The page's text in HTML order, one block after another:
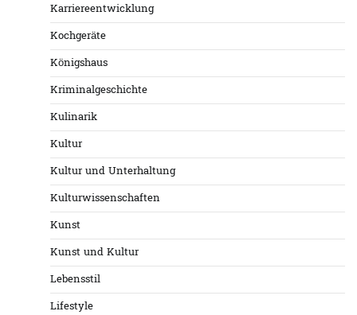
Karriereentwicklung
Kochgeräte
Königshaus
Kriminalgeschichte
Kulinarik
Kultur
Kultur und Unterhaltung
Kulturwissenschaften
Kunst
Kunst und Kultur
Lebensstil
Lifestyle